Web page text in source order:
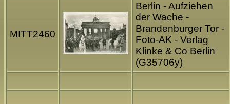
MITT2460
Berlin - Aufziehen
der Wache -
Brandenburger Tor -
Foto-AK - Verlag
Klinke & Co Berlin
(G35706y)